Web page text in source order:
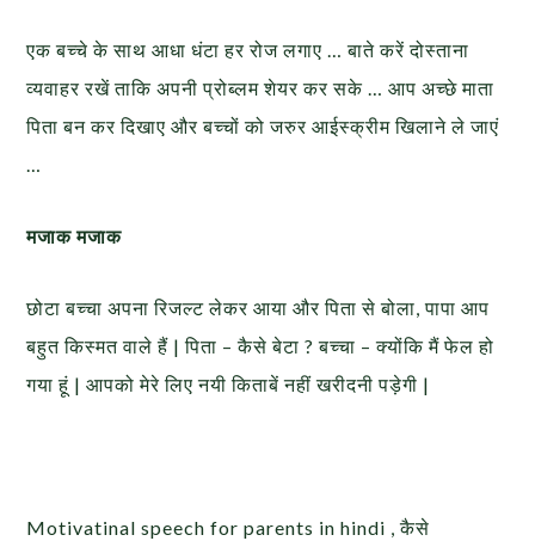
एक बच्चे के साथ आधा धंटा हर रोज लगाए … बाते करें दोस्ताना
व्यवाहर रखें ताकि अपनी प्रोब्लम शेयर कर सके … आप अच्छे माता
पिता बन कर दिखाए और बच्चों को जरुर आईस्क्रीम खिलाने ले जाएं
…
मजाक मजाक
छोटा बच्चा अपना रिजल्ट लेकर आया और पिता से बोला, पापा आप
बहुत किस्मत वाले हैं | पिता – कैसे बेटा ? बच्चा – क्योंकि मैं फेल हो
गया हूं | आपको मेरे लिए नयी किताबें नहीं खरीदनी पड़ेगी |
Motivatinal speech for parents in hindi , कैसे